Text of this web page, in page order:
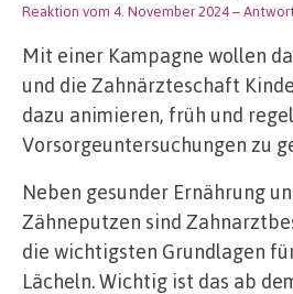
Reaktion vom 4. November 2024–
Mit einer Kampagne wollen
und die Zahnärzteschaft
dazu animieren, früh und
Vorsorgeuntersuchungen zu
Neben gesunder Ernährung
Zähneputzen sind
die wichtigsten Grundlagen
Lächeln. Wichtig ist das ab